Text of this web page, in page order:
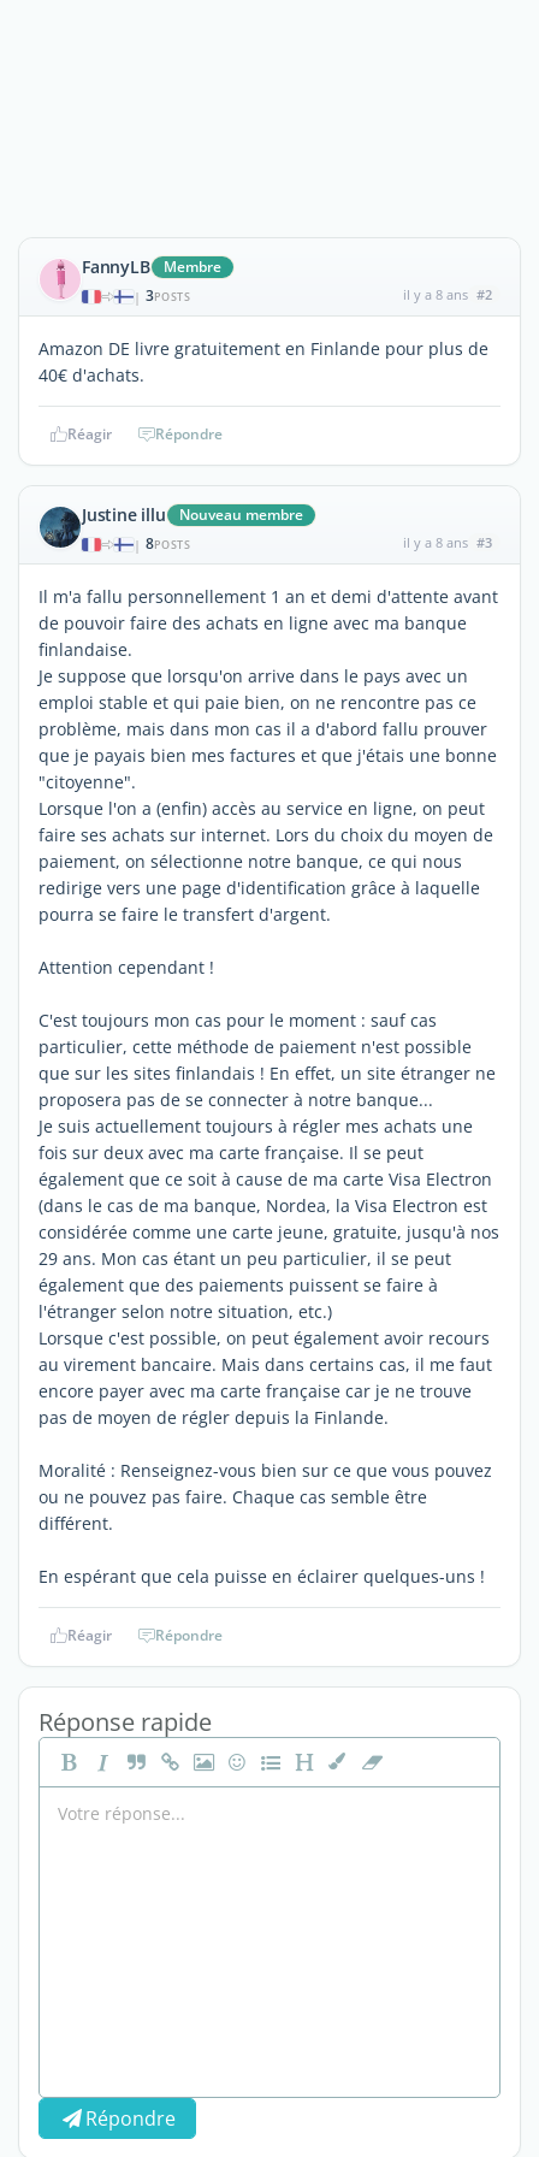
FannyLB Membre
| 3POSTS il y a 8 ans #2
Amazon DE livre gratuitement en Finlande pour plus de
40€ d'achats.
Réagir Répondre
Justine illu Nouveau membre
| 8POSTS il y a 8 ans #3
Il m'a fallu personnellement 1 an et demi d'attente avant
de pouvoir faire des achats en ligne avec ma banque
finlandaise.
Je suppose que lorsqu'on arrive dans le pays avec un
emploi stable et qui paie bien, on ne rencontre pas ce
problème, mais dans mon cas il a d'abord fallu prouver
que je payais bien mes factures et que j'étais une bonne
"citoyenne".
Lorsque l'on a (enfin) accès au service en ligne, on peut
faire ses achats sur internet. Lors du choix du moyen de
paiement, on sélectionne notre banque, ce qui nous
redirige vers une page d'identification grâce à laquelle
pourra se faire le transfert d'argent.
Attention cependant !
C'est toujours mon cas pour le moment : sauf cas
particulier, cette méthode de paiement n'est possible
que sur les sites finlandais ! En effet, un site étranger ne
proposera pas de se connecter à notre banque...
Je suis actuellement toujours à régler mes achats une
fois sur deux avec ma carte française. Il se peut
également que ce soit à cause de ma carte Visa Electron
(dans le cas de ma banque, Nordea, la Visa Electron est
considérée comme une carte jeune, gratuite, jusqu'à nos
29 ans. Mon cas étant un peu particulier, il se peut
également que des paiements puissent se faire à
l'étranger selon notre situation, etc.)
Lorsque c'est possible, on peut également avoir recours
au virement bancaire. Mais dans certains cas, il me faut
encore payer avec ma carte française car je ne trouve
pas de moyen de régler depuis la Finlande.
Moralité : Renseignez-vous bien sur ce que vous pouvez
ou ne pouvez pas faire. Chaque cas semble être
différent.
En espérant que cela puisse en éclairer quelques-uns !
Réagir Répondre
Réponse rapide
Répondre